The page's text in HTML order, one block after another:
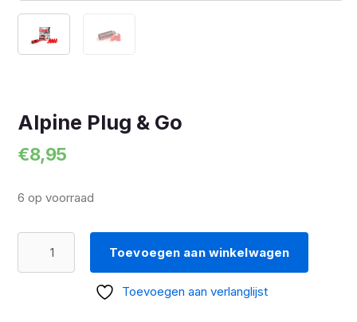
Alpine Plug & Go
€8,95
6 op voorraad
Toevoegen aan winkelwagen
Toevoegen aan verlanglijst